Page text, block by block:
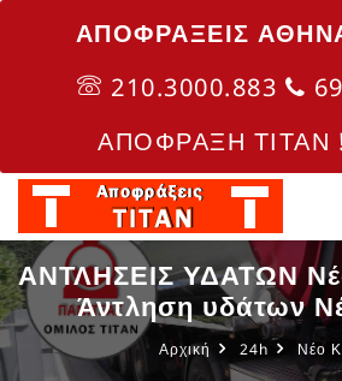
ΑΠΟΦΡΑΞΕΙΣ
210.3000.883
ΑΠΟΦΡΑΞΗ ΤΙΤΑΝ
ΑΝΤΛΗΣΕΙΣ ΥΔΑΤΩΝ
Άντληση υδάτων
Αρχική 24h Νέο